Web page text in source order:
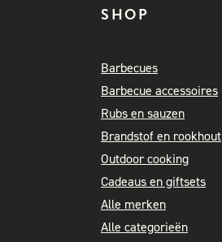
SHOP
Barbecues
Barbecue accessoires
Rubs en sauzen
Brandstof en rookhout
Outdoor cooking
Cadeaus en giftsets
Alle merken
Alle categorieën